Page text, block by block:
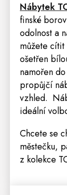
Nábytek
finské
odolnost a
můžete
ošetřen
namořen
propůjčí
vzhled.
ideální
Chcete se
městečku,
z kolekce